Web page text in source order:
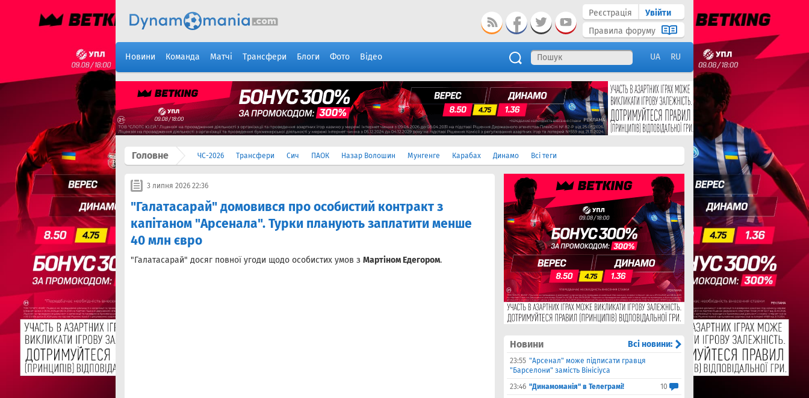
Реєстрація
Увійти
Правила форуму
Новини Команда Матчі Трансфери Блоги Фото Відео UA RU
Головне ЧС-2026 Трансфери Сич ПАОК Назар Волошин Мунгенге Карабах Динамо Всі теги
3 липня 2026 22:36
"Галатасарай" домовився про особистий контракт з
капітаном "Арсенала". Турки планують заплатити менше
40 млн євро
"Галатасарай" досяг повної угоди щодо особистих умов з Мартіном Едегором.
Новини Всі новини:
23:55 "Арсенал" може підписати гравця
"Барселони" замість Вінісіуса
23:46 "Динамоманія" в Телеграмі!
10